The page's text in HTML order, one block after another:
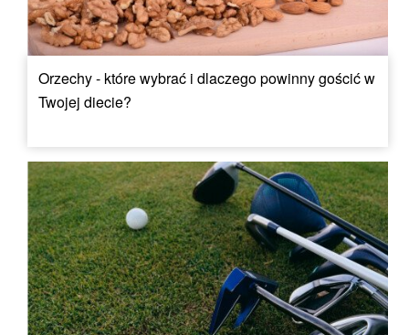
Orzechy - które wybrać i dlaczego powinny gościć w
Twojej diecie?